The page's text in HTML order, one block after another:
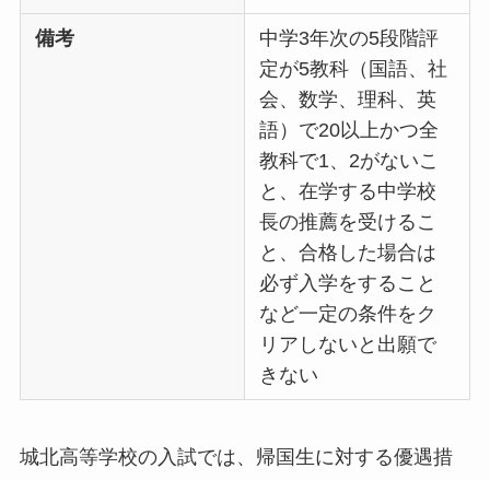
備考
中学3年次の5段階評
定が5教科（国語、社
会、数学、理科、英
語）で20以上かつ全
教科で1、2がないこ
と、在学する中学校
長の推薦を受けるこ
と、合格した場合は
必ず入学をすること
など一定の条件をク
リアしないと出願で
きない
城北高等学校の入試では、帰国生に対する優遇措